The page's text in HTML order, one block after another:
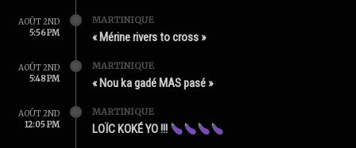
AOÛT 2ND
5:56 PM
MARTINIQUE
« Mérine rivers to cross »
AOÛT 2ND
5:48 PM
MARTINIQUE
« Nou ka gadé MAS pasé »
AOÛT 2ND
12:05 PM
MARTINIQUE
LOÏC KOKÉ YO !!!